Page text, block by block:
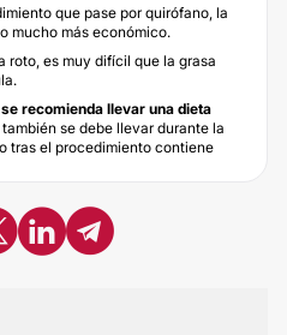
que pase por quirófano, la
mucho más económico.
roto, es muy difícil que la grasa
se recomienda llevar una dieta
también se debe llevar durante la
tras el procedimiento contiene